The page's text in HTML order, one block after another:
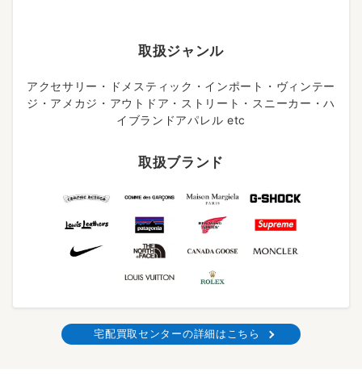
取扱ジャンル
アクセサリー・ドメスティック・インポート・ヴィンテー
ジ・アメカジ・アウトドア・ストリート・スニーカー・ハ
イブランドアパレル etc
取扱ブランド
宅配買取センターの詳細はこちら